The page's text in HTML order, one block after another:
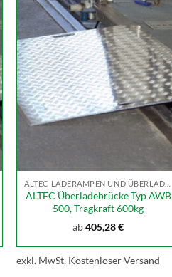
ALTEC Überladebrücke Typ AWB
500, Tragkraft 600kg
ab405,28€
exkl. MwSt. Kostenloser Versand